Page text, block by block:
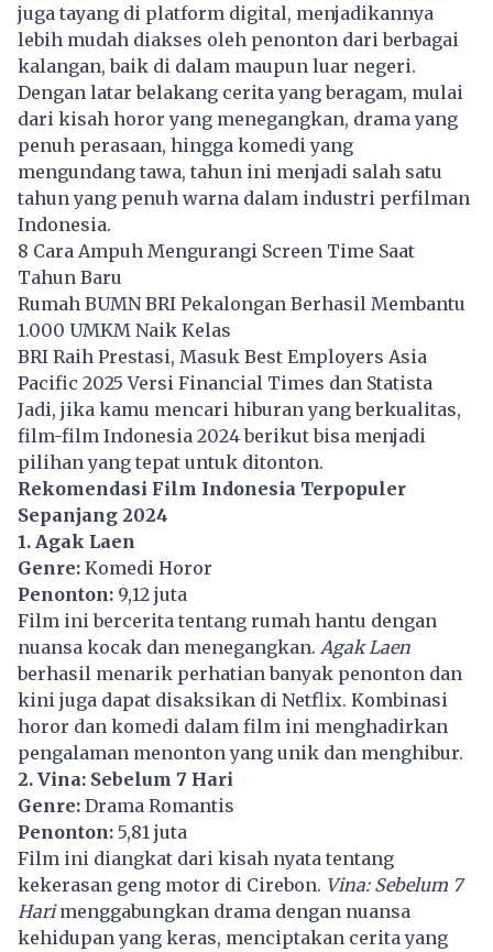
juga tayang di platform digital, menjadikannya
lebih mudah diakses oleh penonton dari berbagai
kalangan, baik di dalam maupun luar negeri.
Dengan latar belakang cerita yang beragam, mulai
dari kisah horor yang menegangkan, drama yang
penuh perasaan, hingga komedi yang
mengundang tawa, tahun ini menjadi salah satu
tahun yang penuh warna dalam industri perfilman
Indonesia.
8 Cara Ampuh Mengurangi Screen Time Saat
Tahun Baru
Rumah BUMN BRI Pekalongan Berhasil Membantu
1.000 UMKM Naik Kelas
BRI Raih Prestasi, Masuk Best Employers Asia
Pacific 2025 Versi Financial Times dan Statista
Jadi, jika kamu mencari hiburan yang berkualitas,
film-film Indonesia 2024 berikut bisa menjadi
pilihan yang tepat untuk ditonton.
Rekomendasi Film Indonesia Terpopuler
Sepanjang 2024
1. Agak Laen
Genre: Komedi Horor
Penonton: 9,12 juta
Film ini bercerita tentang rumah hantu dengan
nuansa kocak dan menegangkan. Agak Laen
berhasil menarik perhatian banyak penonton dan
kini juga dapat disaksikan di Netflix. Kombinasi
horor dan komedi dalam film ini menghadirkan
pengalaman menonton yang unik dan menghibur.
2. Vina: Sebelum 7 Hari
Genre: Drama Romantis
Penonton: 5,81 juta
Film ini diangkat dari kisah nyata tentang
kekerasan geng motor di Cirebon. Vina: Sebelum 7
Harimenggabungkan drama dengan nuansa
kehidupan yang keras, menciptakan cerita yang